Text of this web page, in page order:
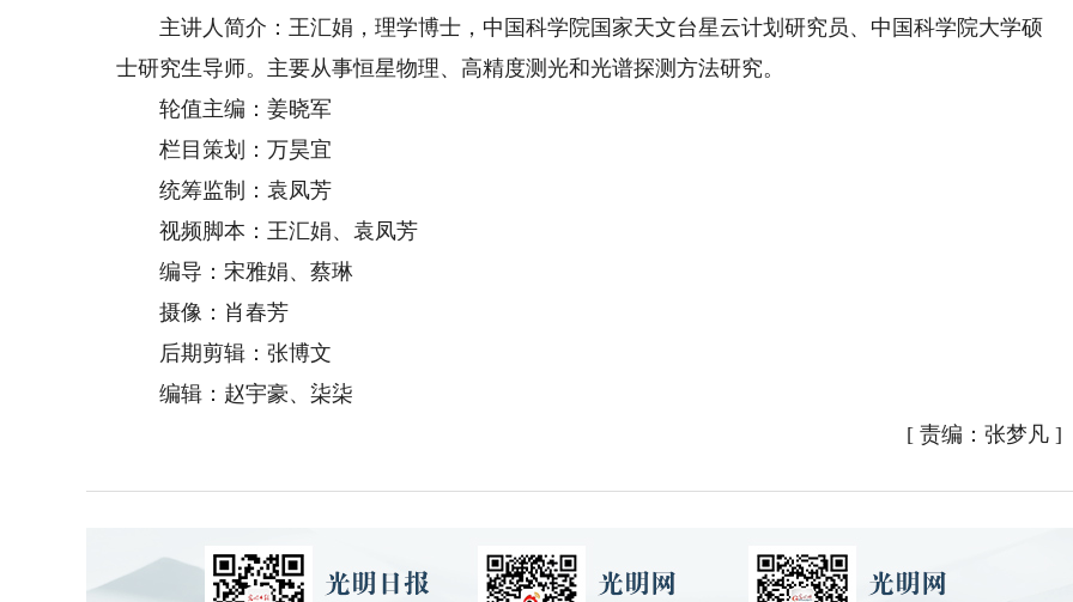
主讲人简介：王汇娟，理学博士，中国科学院国家天文台星云计划研究员、中国科学院大学硕
士研究生导师。主要从事恒星物理、高精度测光和光谱探测方法研究。
轮值主编：姜晓军
栏目策划：万昊宜
统筹监制：袁凤芳
视频脚本：王汇娟、袁凤芳
编导：宋雅娟、蔡琳
摄像：肖春芳
后期剪辑：张博文
编辑：赵宇豪、柒柒
[ 责编：张梦凡]